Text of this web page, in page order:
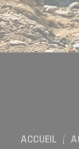
ACCUEIL /